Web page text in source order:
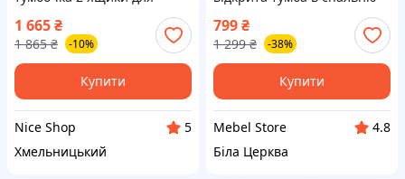
спальні, ЛДСП 50×38×50 см
— Приліжкові тумбочки,
тумба класична в спальню
1 665₴
1 865 ₴ -10%
Купити
Nice Shop
5
Хмельницький
799₴
1 299 ₴ -38%
Купити
Mebel Store
4.8
Біла Церква